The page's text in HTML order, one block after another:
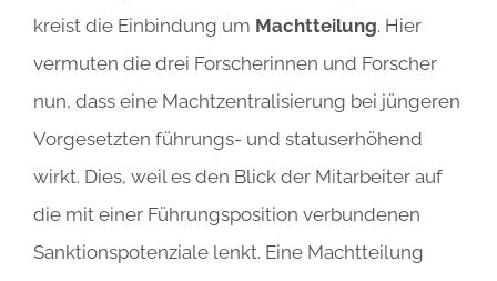
kreist die Einbindung um Machtteilung. Hier
vermuten die drei Forscherinnen und Forscher
nun, dass eine Machtzentralisierung bei jüngeren
Vorgesetzten führungs- und statuserhöhend
wirkt. Dies, weil es den Blick der Mitarbeiter auf
die mit einer Führungsposition verbundenen
Sanktionspotenziale lenkt. Eine Machtteilung